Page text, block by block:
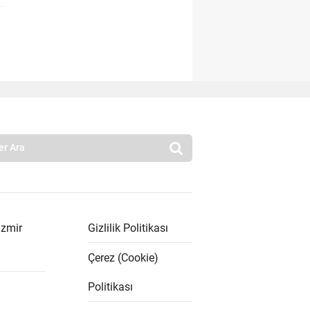
Gizlilik Politikası
Çerez (Cookie)
Politikası